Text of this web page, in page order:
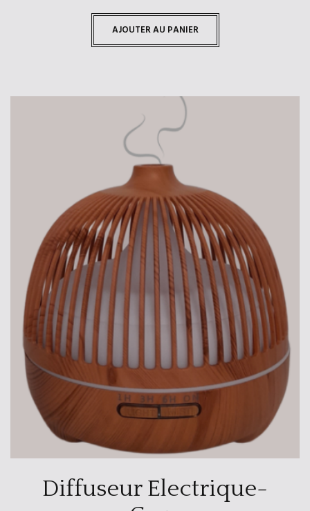
AJOUTER AU PANIER
Diffuseur Electrique-